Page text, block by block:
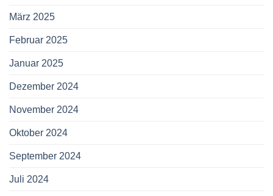
März 2025
Februar 2025
Januar 2025
Dezember 2024
November 2024
Oktober 2024
September 2024
Juli 2024